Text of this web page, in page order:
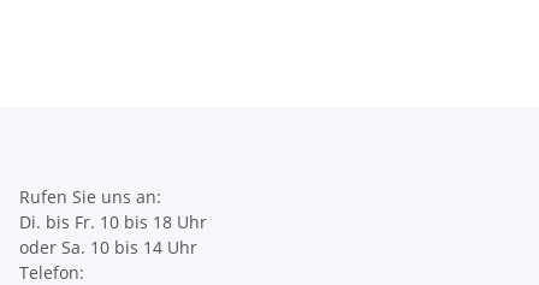
Rufen Sie uns an:
Di. bis Fr. 10 bis 18 Uhr
oder Sa. 10 bis 14 Uhr
Telefon: